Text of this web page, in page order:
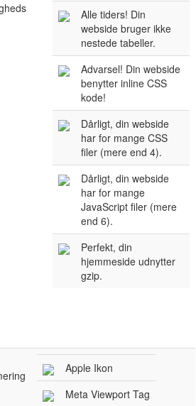
Alle tiders! Din
webside bruger ikke
nestede tabeller.
Advarsel! Din webside
benytter inline CSS
kode!
Dårligt, din webside
har for mange CSS
filer (mere end 4).
Dårligt, din webside
har for mange
JavaScript filer (mere
end 6).
Perfekt, din
hjemmeside udnytter
gzip.
Apple Ikon
Meta Viewport Tag